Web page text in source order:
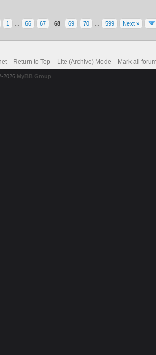
1 66 67 68 69 70 599 Next »
Return to Top Lite (Archive) Mode Mark all
2026 MyBB Group